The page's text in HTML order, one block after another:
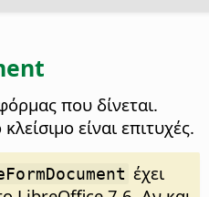
που δίνεται.
είναι επιτυχές.
έχει